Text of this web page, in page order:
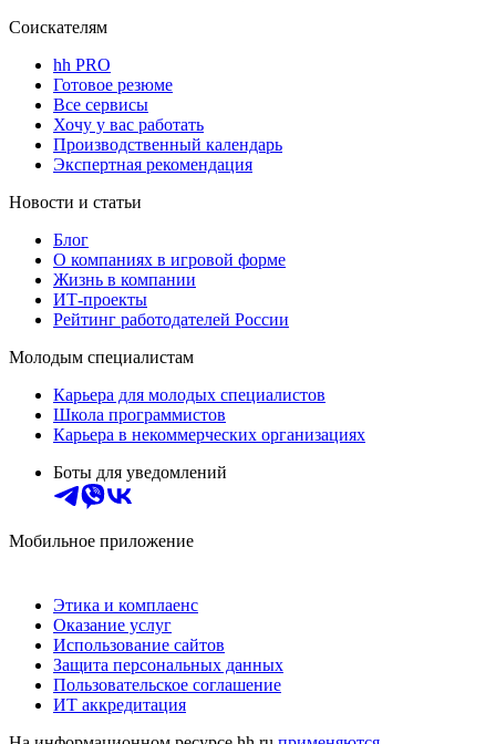
Соискателям
hh PRO
Готовое резюме
Все сервисы
Хочу у вас работать
Производственный календарь
Экспертная рекомендация
Новости и статьи
Блог
О компаниях в игровой форме
Жизнь в компании
ИТ-проекты
Рейтинг работодателей России
Молодым специалистам
Карьера для молодых специалистов
Школа программистов
Карьера в некоммерческих организациях
Боты для уведомлений
Мобильное приложение
Этика и комплаенс
Оказание услуг
Использование сайтов
Защита персональных данных
Пользовательское соглашение
ИТ аккредитация